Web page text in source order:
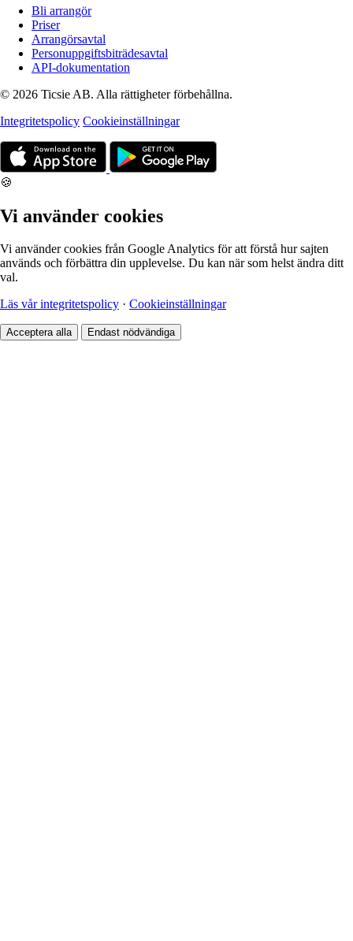
Bli arrangör
Priser
Arrangörsavtal
Personuppgiftsbiträdesavtal
API-dokumentation
© 2026 Ticsie AB. Alla rättigheter förbehållna.
Integritetspolicy Cookieinställningar
🍪
Vi använder cookies
Vi använder cookies från Google Analytics för att förstå hur sajten
används och förbättra din upplevelse. Du kan när som helst ändra ditt
val.
Läs vår integritetspolicy · Cookieinställningar
Acceptera alla Endast nödvändiga